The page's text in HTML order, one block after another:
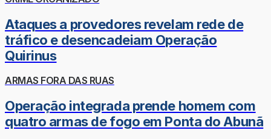
Ataques a provedores revelam rede de
tráfico e desencadeiam Operação
Quirinus
ARMAS FORA DAS RUAS
Operação integrada prende homem com
quatro armas de fogo em Ponta do Abunã